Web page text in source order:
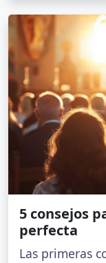
5 consejos
perfecta
Las primeras